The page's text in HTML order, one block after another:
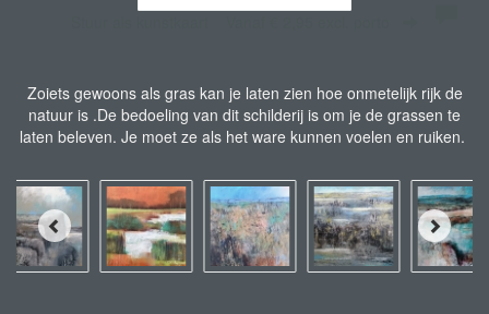
Zoiets gewoons als gras kan je laten zien hoe onmetelijk rijk de
natuur is .De bedoeling van dit schilderij is om je de grassen te
laten beleven. Je moet ze als het ware kunnen voelen en ruiken.